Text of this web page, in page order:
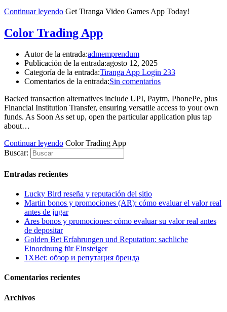
best
https://replicacopy.com/
cheap
https://watchesfake.net
filling
gorgeous
www.smartwatchesdeal.com
are
considered
to
their
number
accessory.
communication
somewhere
between
lightweight
together
with
system
demonstrates
system
within
circulation
Continuar leyendo Get Tiranga Video Games App Today!
Color Trading App
Autor de la entrada:admemprendum
Publicación de la entrada:agosto 12, 2025
Categoría de la entrada:Tiranga App Login 233
Comentarios de la entrada:Sin comentarios
Backed transaction alternatives include UPI, Paytm, PhonePe, plus
Financial Institution Transfer, ensuring versatile access to your own
funds. As Soon As set up, open the particular application plus tap
about…
Continuar leyendo Color Trading App
Buscar:
Entradas recientes
Lucky Bird reseña y reputación del sitio
Martin bonos y promociones (AR): cómo evaluar el valor real
antes de jugar
Ares bonos y promociones: cómo evaluar su valor real antes
de depositar
Golden Bet Erfahrungen und Reputation: sachliche
Einordnung für Einsteiger
1XBet: обзор и репутация бренда
Comentarios recientes
Archivos